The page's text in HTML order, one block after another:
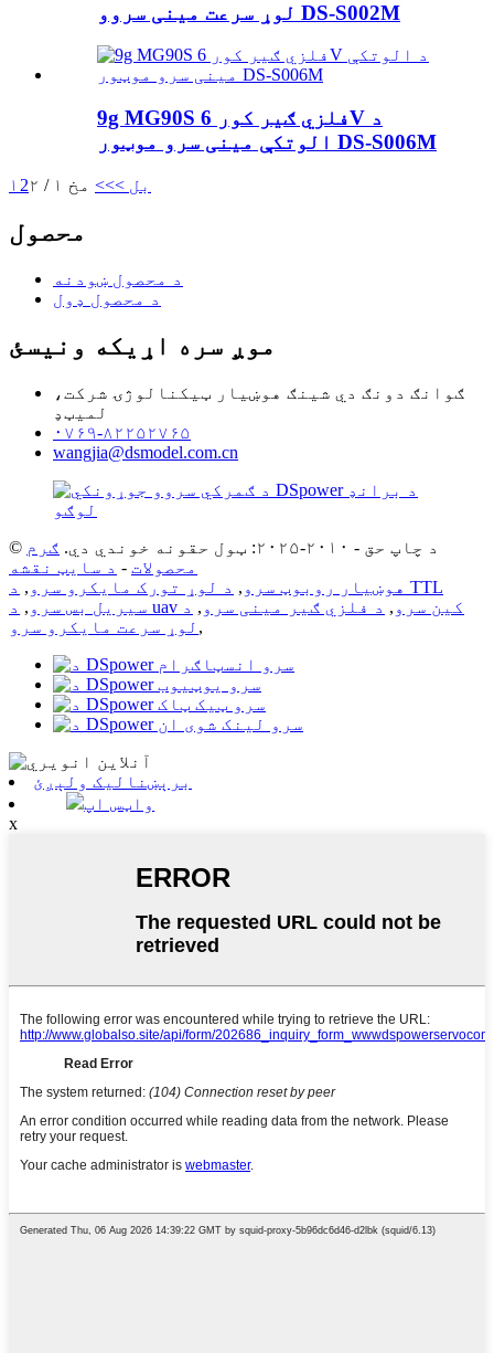
لوړ سرعت مینی سروو DS-S002M
9g MG90S فلزي ګیر کور 6V د
الوتکې مینی سرو موټور DS-S006M
۱ 2 بل >>> مخ ۱ / ۲
محصول
د محصول ښودنه
د محصول ډول
موږ سره اړیکه ونیسئ
ګوانګ دونګ دي شینګ هوښیار ټیکنالوژۍ شرکت،
لمیټډ
۰۷۶۹-۸۲۲۵۲۷۶۵
wangjia@dsmodel.com.cn
© د چاپ حق - ۲۰۱۰-۲۰۲۵: ټول حقونه خوندي دي.
ګرم
محصولات - د سایټ نقشه
هوښیار روبوټ سرو , د لوړ تورک مایکرو سرو , د TTL
سیریل بس سرو , د uav کین سرو , د فلزي ګیر مینی سرو , د
لوړ سرعت مایکرو سرو ,
برېښنالیک ولېږئ
واټس اپ
x